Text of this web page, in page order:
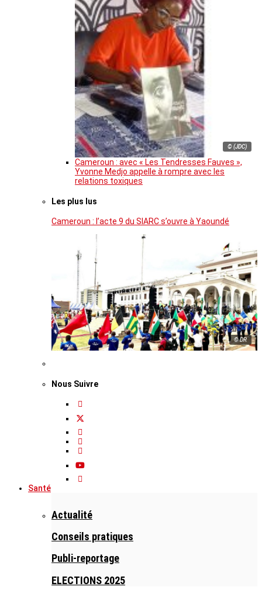
© (JDC)
Cameroun : avec « Les Tendresses Fauves »,
Yvonne Medjo appelle à rompre avec les
relations toxiques
Les plus lus
Cameroun : l’acte 9 du SIARC s’ouvre à Yaoundé
© DR
Nous Suivre
Santé
Actualité
Conseils pratiques
Publi-reportage
ELECTIONS 2025